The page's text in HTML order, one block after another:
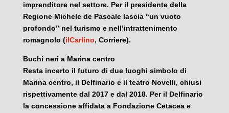
imprenditore nel settore. Per il presidente della
Regione Michele de Pascale lascia “un vuoto
profondo” nel turismo e nell’intrattenimento
romagnolo (ilCarlino, Corriere).
Buchi neri a Marina centro
Resta incerto il futuro di due luoghi simbolo di
Marina centro, il Delfinario e il teatro Novelli, chiusi
rispettivamente dal 2017 e dal 2018. Per il Delfinario
la concessione affidata a Fondazione Cetacea e